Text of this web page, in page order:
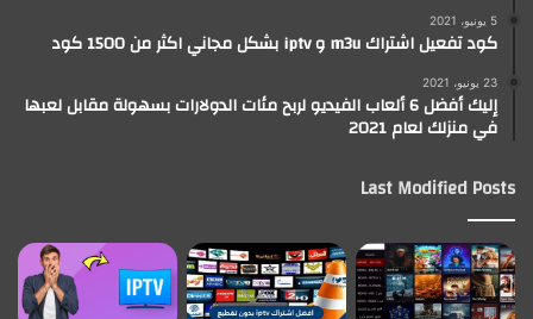
5 يونيو، 2021
كود تفعيل اشتراك m3u و iptv بشكل مجاني اكثر من 1500 كود
23 يونيو، 2021
إليك أفضل 6 ألعاب الفيديو لربح مئات الدولارات بسهولة مقابل لعبها
في منزلك لعام 2021
Last Modified Posts